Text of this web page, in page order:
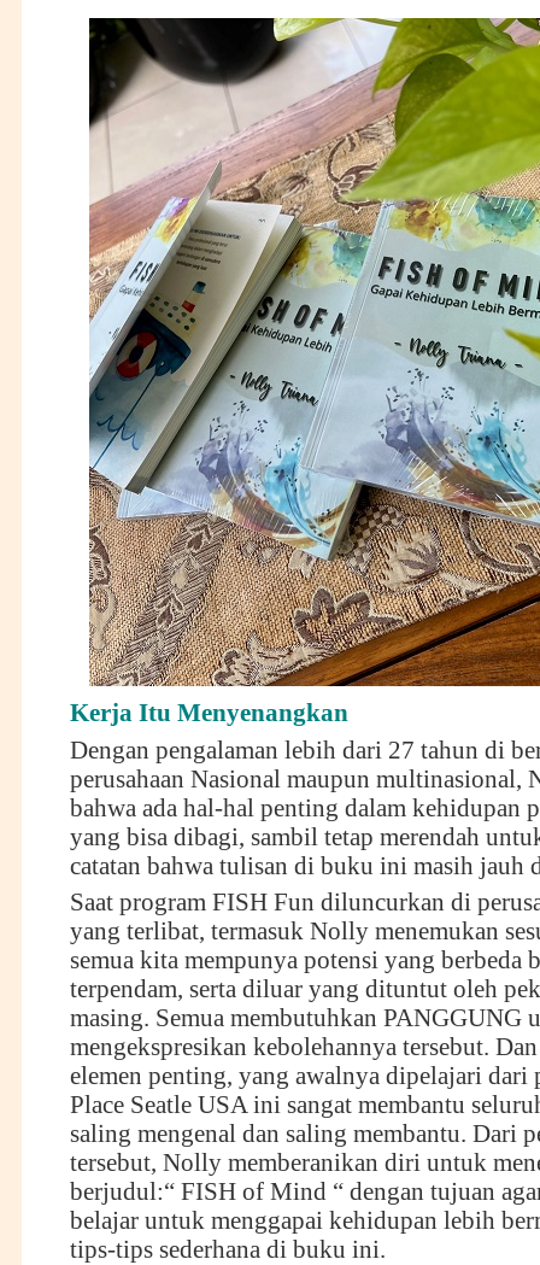
Kerja Itu Menyenangkan
Dengan pengalaman lebih dari 27 tahun di
perusahaan Nasional maupun multinasional,
bahwa ada hal-hal penting dalam kehidupan
yang bisa dibagi, sambil tetap merendah
catatan bahwa tulisan di buku ini masih jauh
Saat program FISH Fun diluncurkan di
yang terlibat, termasuk Nolly menemukan
semua kita mempunya potensi yang berbeda
terpendam, serta diluar yang dituntut oleh
masing. Semua membutuhkan PANGGUNG
mengekspresikan kebolehannya tersebut.
elemen penting, yang awalnya dipelajari dari
Place Seatle USA ini sangat membantu
saling mengenal dan saling membantu. Dari
tersebut, Nolly memberanikan diri untuk
berjudul:“ FISH of Mind “ dengan tujuan
belajar untuk menggapai kehidupan lebih
tips-tips sederhana di buku ini.